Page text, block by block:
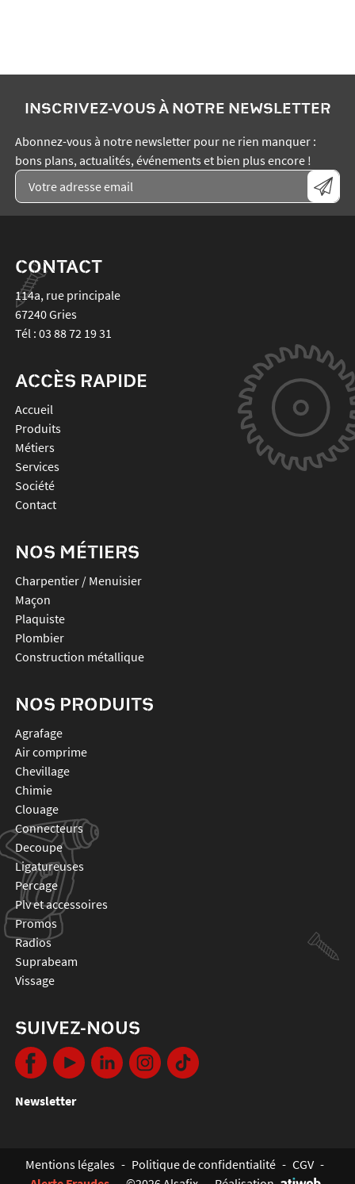
INSCRIVEZ-VOUS À NOTRE NEWSLETTER
Abonnez-vous à notre newsletter pour ne rien manquer :
bons plans, actualités, événements et bien plus encore !
CONTACT
114a, rue principale
67240Gries
Tél : 03 88 72 19 31
ACCÈS RAPIDE
Accueil
Produits
Métiers
Services
Société
Contact
NOS MÉTIERS
Charpentier / Menuisier
Maçon
Plaquiste
Plombier
Construction métallique
NOS PRODUITS
agrafage
air comprime
chevillage
chimie
clouage
connecteurs
decoupe
ligatureuses
percage
plv et accessoires
promos
radios
suprabeam
vissage
SUIVEZ-NOUS
Newsletter
Mentions légales - Politique de confidentialité - CGV -